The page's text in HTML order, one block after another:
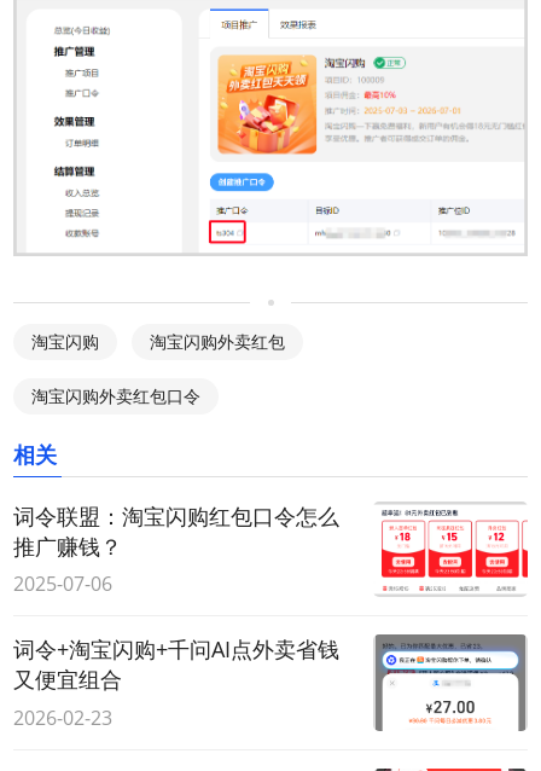
淘宝闪购 淘宝闪购外卖红包
淘宝闪购外卖红包口令
相关
词令联盟：淘宝闪购红包口令怎么
推广赚钱？
2025-07-06
词令+淘宝闪购+千问AI点外卖省钱
又便宜组合
2026-02-23